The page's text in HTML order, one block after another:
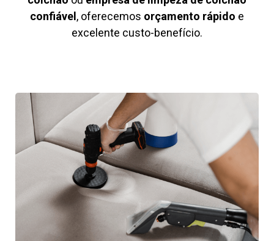
confiável , oferecemos orçamento rápido e
excelente custo-benefício.